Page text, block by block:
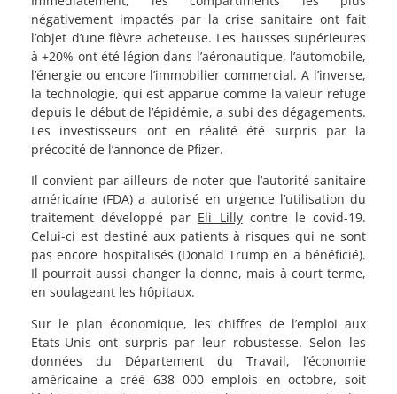
négativement impactés par la crise sanitaire ont fait
l’objet d’une fièvre acheteuse. Les hausses supérieures
à +20% ont été légion dans l’aéronautique, l’automobile,
l’énergie ou encore l’immobilier commercial. A l’inverse,
la technologie, qui est apparue comme la valeur refuge
depuis le début de l’épidémie, a subi des dégagements.
Les investisseurs ont en réalité été surpris par la
précocité de l’annonce de Pfizer.
Il convient par ailleurs de noter que l’autorité sanitaire
américaine (FDA) a autorisé en urgence l’utilisation du
traitement développé par Eli Lillycontre le covid-19.
Celui-ci est destiné aux patients à risques qui ne sont
pas encore hospitalisés (Donald Trump en a bénéficié).
Il pourrait aussi changer la donne, mais à court terme,
en soulageant les hôpitaux.
Sur le plan économique, les chiffres de l’emploi aux
Etats-Unis ont surpris par leur robustesse. Selon les
données du Département du Travail, l’économie
américaine a créé 638 000 emplois en octobre, soit